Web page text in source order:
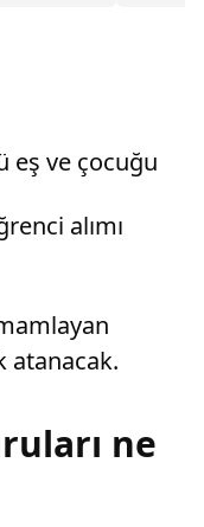
eş ve çocuğu
alımı
atanacak.
ne